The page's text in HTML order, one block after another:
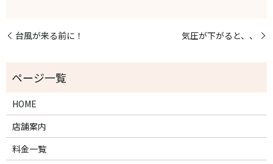
台風が来る前に！ 気圧が下がると、、
HOME
店舗案内
料金一覧